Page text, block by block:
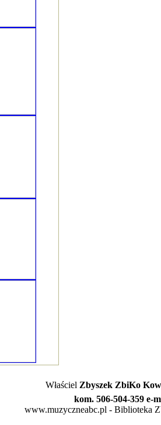
Właściel Zbyszek ZbiKo
kom. 506-504-359 e-
www.muzyczneabc.pl - Biblioteka